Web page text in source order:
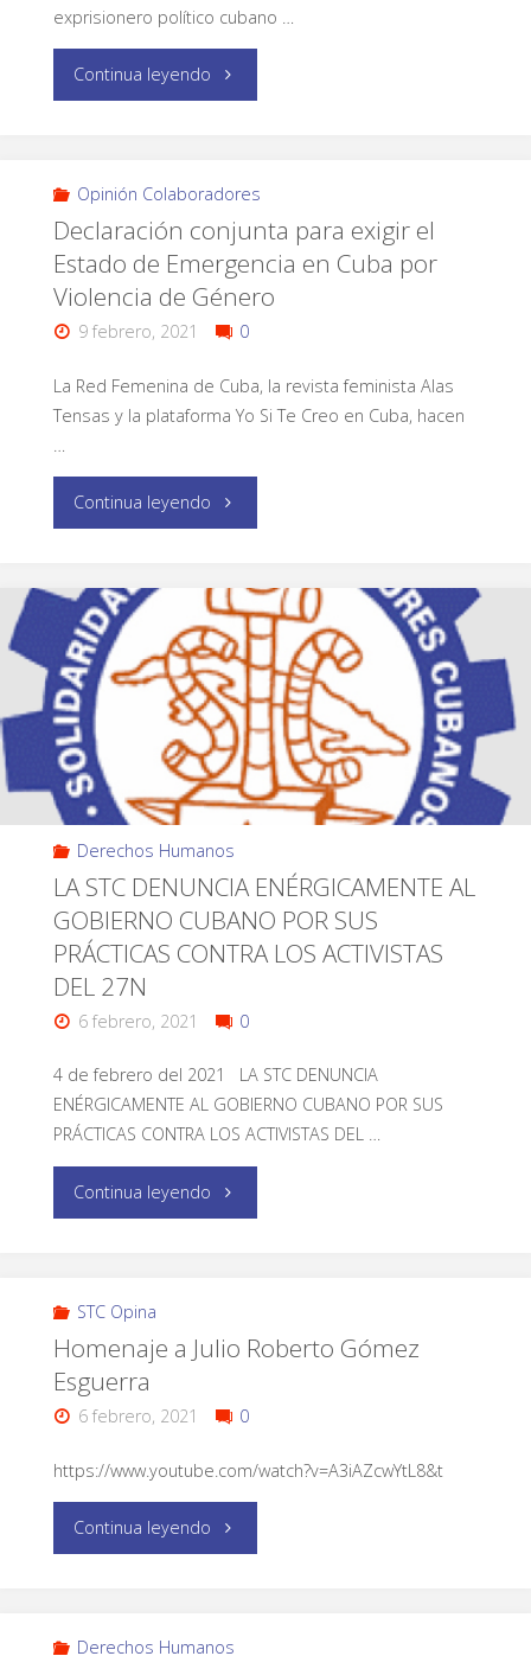
exprisionero político cubano …
Continua leyendo
Opinión Colaboradores
Declaración conjunta para exigir el
Estado de Emergencia en Cuba por
Violencia de Género
9 febrero, 2021 0
La Red Femenina de Cuba, la revista feminista Alas
Tensas y la plataforma Yo Si Te Creo en Cuba, hacen
Continua leyendo
Derechos Humanos
LA STC DENUNCIA ENÉRGICAMENTE AL
GOBIERNO CUBANO POR SUS
PRÁCTICAS CONTRA LOS ACTIVISTAS
DEL 27N
6 febrero, 2021 0
4 de febrero del 2021 LA STC DENUNCIA
ENÉRGICAMENTE AL GOBIERNO CUBANO POR SUS
PRÁCTICAS CONTRA LOS ACTIVISTAS DEL …
Continua leyendo
STC Opina
Homenaje a Julio Roberto Gómez
Esguerra
6 febrero, 2021 0
https://www.youtube.com/watch?v=A3iAZcwYtL8&t
Continua leyendo
Derechos Humanos